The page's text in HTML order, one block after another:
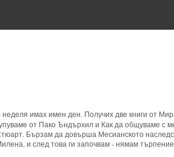
неделя имах имен ден. Получих две книги от
от Пако Ъндърхил и Как да общуваме с
Бързам да довърша Месианското
и след това ги започвам - нямам